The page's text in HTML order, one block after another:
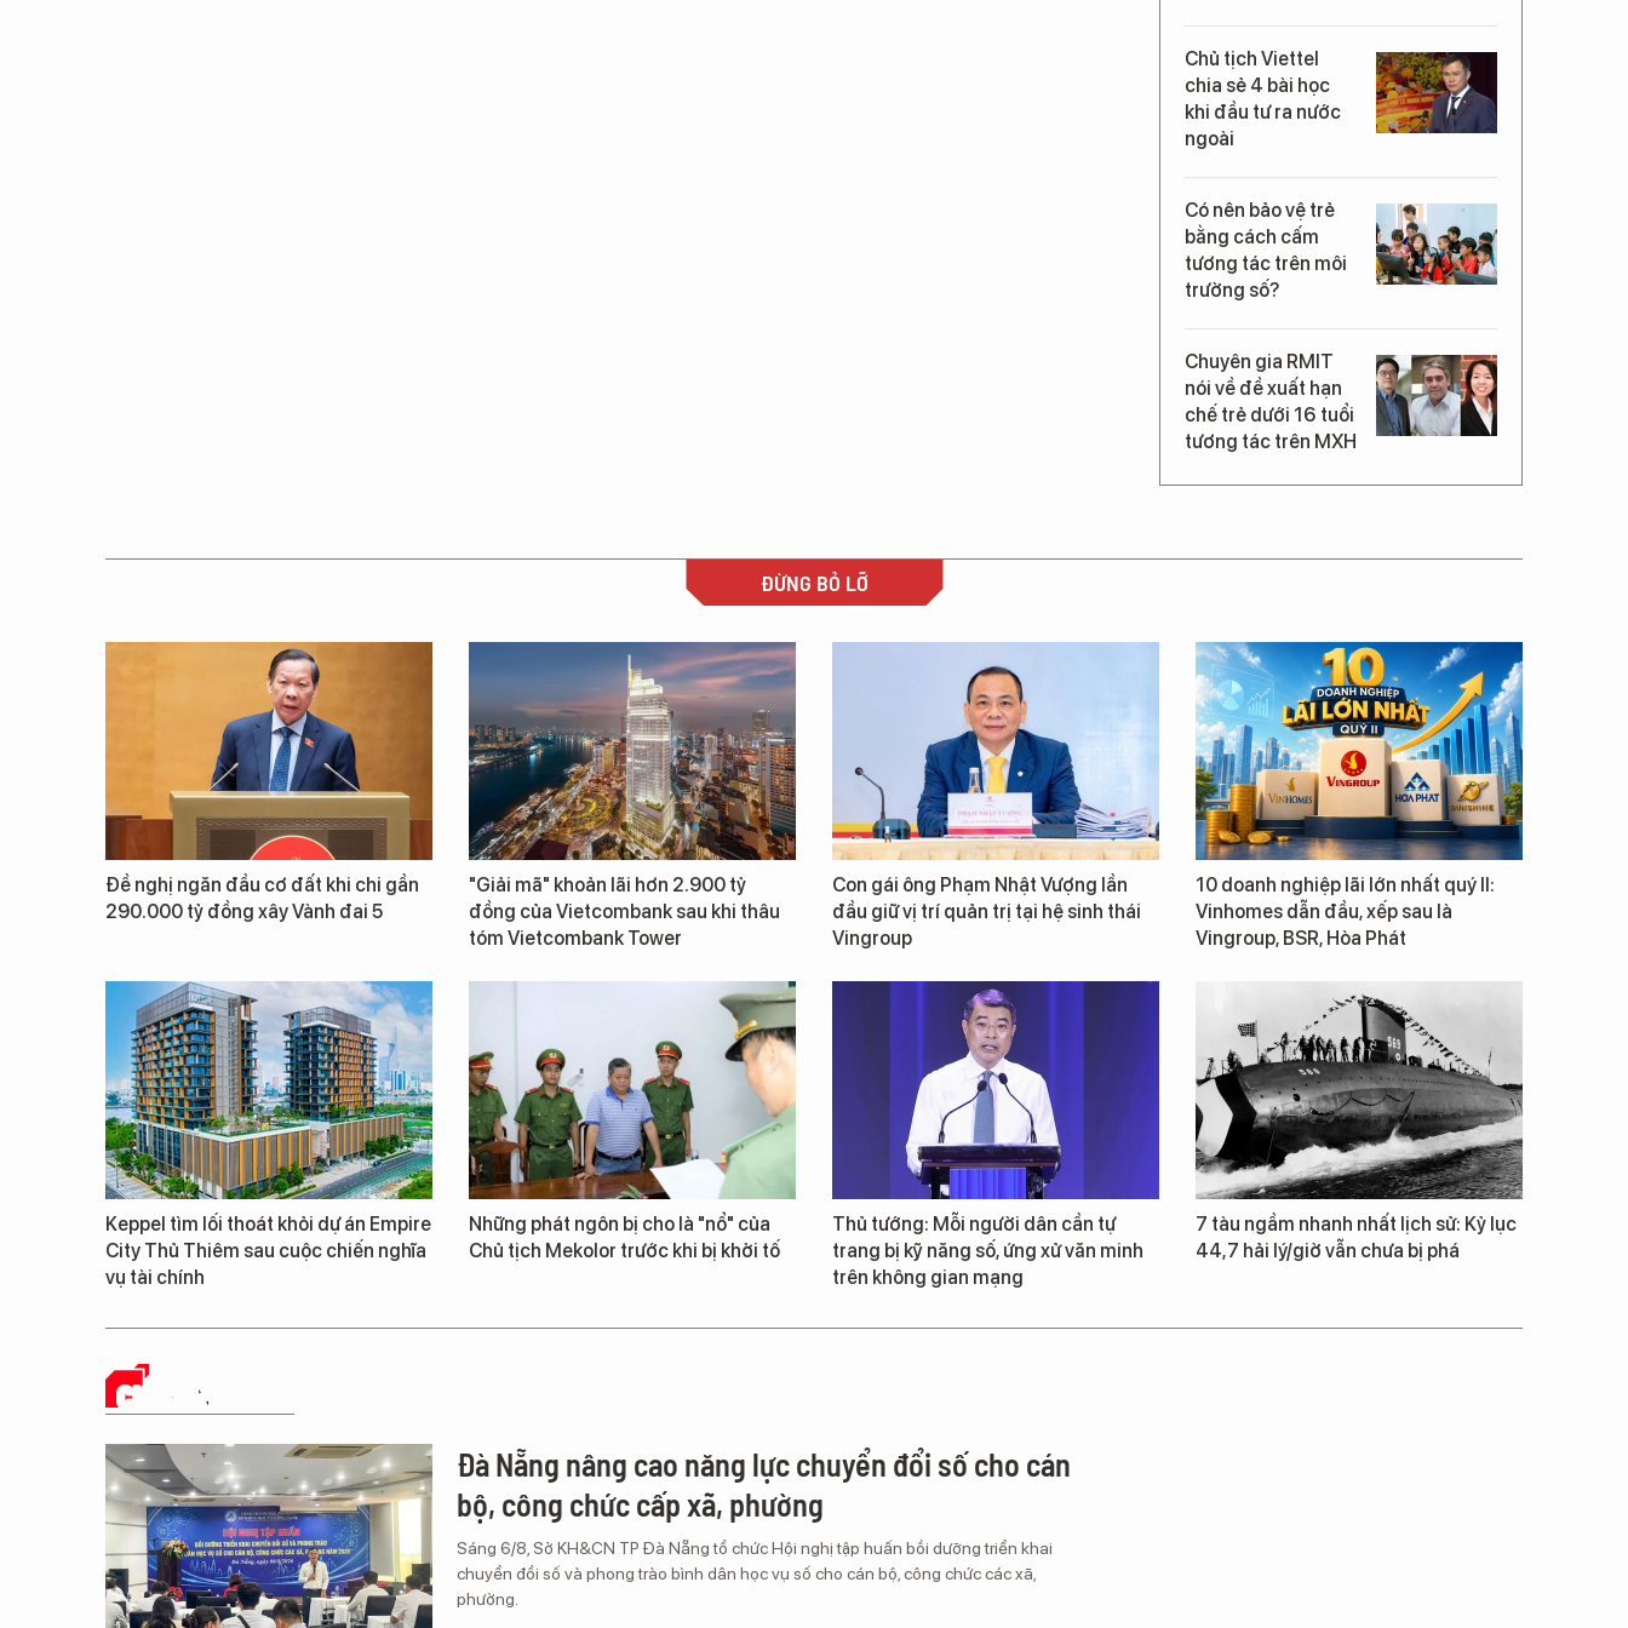
Chủ tịch Viettel
chia sẻ 4 bài học
khi đầu tư ra nước
ngoài
Có nên bảo vệ trẻ
bằng cách cấm
tương tác trên môi
trường số?
Chuyên gia RMIT
nói về đề xuất hạn
chế trẻ dưới 16 tuổi
tương tác trên MXH
ĐỪNG BỎ LỠ
Đề nghị ngăn đầu cơ đất khi chi gần
290.000 tỷ đồng xây Vành đai 5
"Giải mã" khoản lãi hơn 2.900 tỷ
đồng của Vietcombank sau khi thâu
tóm Vietcombank Tower
Con gái ông Phạm Nhật Vượng lần
đầu giữ vị trí quản trị tại hệ sinh thái
Vingroup
10 doanh nghiệp lãi lớn nhất quý II:
Vinhomes dẫn đầu, xếp sau là
Vingroup, BSR, Hòa Phát
Keppel tìm lối thoát khỏi dự án Empire
City Thủ Thiêm sau cuộc chiến nghĩa
vụ tài chính
Những phát ngôn bị cho là "nổ" của
Chủ tịch Mekolor trước khi bị khởi tố
Thủ tướng: Mỗi người dân cần tự
trang bị kỹ năng số, ứng xử văn minh
trên không gian mạng
7 tàu ngầm nhanh nhất lịch sử: Kỷ lục
44,7 hải lý/giờ vẫn chưa bị phá
CHUYỂN ĐỔI SỐ
Đà Nẵng nâng cao năng lực chuyển đổi số cho cán
bộ, công chức cấp xã, phường
Sáng 6/8, Sở KH&CN TP Đà Nẵng tổ chức Hội nghị tập huấn bồi dưỡng triển khai
chuyển đổi số và phong trào bình dân học vụ số cho cán bộ, công chức các xã,
phường.